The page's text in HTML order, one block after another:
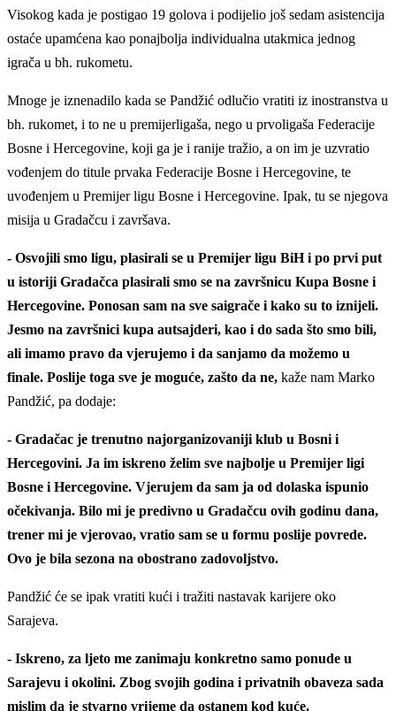
Visokog kada je postigao 19 golova i podijelio još sedam asistencija
ostaće upamćena kao ponajbolja individualna utakmica jednog
igrača u bh. rukometu.
Mnoge je iznenadilo kada se Pandžić odlučio vratiti iz inostranstva u
bh. rukomet, i to ne u premijerligaša, nego u prvoligaša Federacije
Bosne i Hercegovine, koji ga je i ranije tražio, a on im je uzvratio
vođenjem do titule prvaka Federacije Bosne i Hercegovine, te
uvođenjem u Premijer ligu Bosne i Hercegovine. Ipak, tu se njegova
misija u Gradačcu i završava.
- Osvojili smo ligu, plasirali se u Premijer ligu BiH i po prvi put
u istoriji Gradačca plasirali smo se na završnicu Kupa Bosne i
Hercegovine. Ponosan sam na sve saigrače i kako su to iznijeli.
Jesmo na završnici kupa autsajderi, kao i do sada što smo bili,
ali imamo pravo da vjerujemo i da sanjamo da možemo u
finale. Poslije toga sve je moguće, zašto da ne, kaže nam Marko
Pandžić, pa dodaje:
- Gradačac je trenutno najorganizovaniji klub u Bosni i
Hercegovini. Ja im iskreno želim sve najbolje u Premijer ligi
Bosne i Hercegovine. Vjerujem da sam ja od dolaska ispunio
očekivanja. Bilo mi je predivno u Gradačcu ovih godinu dana,
trener mi je vjerovao, vratio sam se u formu poslije povrede.
Ovo je bila sezona na obostrano zadovoljstvo.
Pandžić će se ipak vratiti kući i tražiti nastavak karijere oko
Sarajeva.
- Iskreno, za ljeto me zanimaju konkretno samo ponude u
Sarajevu i okolini. Zbog svojih godina i privatnih obaveza sada
mislim da je stvarno vrijeme da ostanem kod kuće.